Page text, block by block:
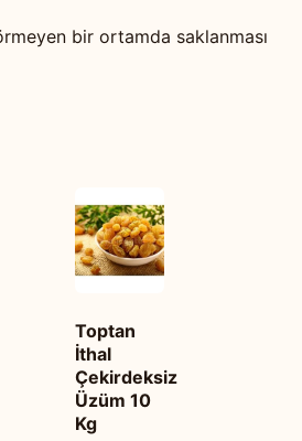
bir ortamda saklanması
Toptan
İthal
Çekirdeksiz
Üzüm 10
Kg